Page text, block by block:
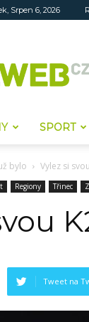
Srpen 6, 2026
SPORT
bylo Vylez si
Regiony Třinec
Tweet na